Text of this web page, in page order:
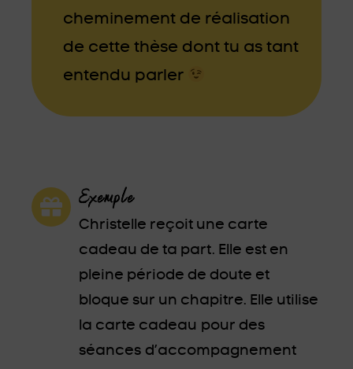
cheminement de réalisation
de cette thèse dont tu as tant
entendu parler
Exemple
Christelle reçoit une carte
cadeau de ta part. Elle est en
pleine période de doute et
bloque sur un chapitre. Elle utilise
la carte cadeau pour des
séances d’accompagnement